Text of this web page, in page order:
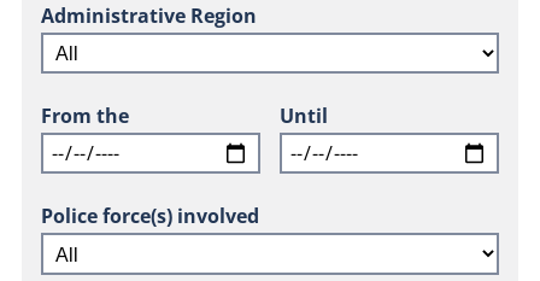
Administrative Region
From the Until
Police force(s) involved